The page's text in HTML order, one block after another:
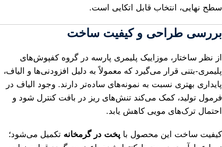
سطح نهایی، انتخاب قابل اتکایی است.
بررسی طراحی و کیفیت ساخت
از نظر ساختار، موزاییک پلیمری پارسه در گروه کفپوش‌های
پلیمری-بتنی قرار می‌گیرد که معمولاً به دلیل افزودنی‌ها و الیاف،
پایداری بهتری نسبت به نمونه‌های ساده‌تر دارند. وجود الیاف در
فرمول تولید، کمک می‌کند تنش‌های ریز در بافت کنترل شود و
احتمال ترک‌های مویی کاهش یابد.
کیفیت ساخت این محصول با پخت در گرمخانه تکمیل می‌شود؛